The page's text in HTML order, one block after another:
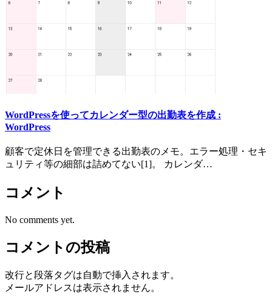
WordPressを使ってカレンダー型の出勤表を作成 :
WordPress
顧客で定休日を管理できる出勤表のメモ。エラー処理・セキ
ュリティ等の細部は詰めてない[1]。 カレンダ…
コメント
No comments yet.
コメントの投稿
改行と段落タグは自動で挿入されます。
メールアドレスは表示されません。